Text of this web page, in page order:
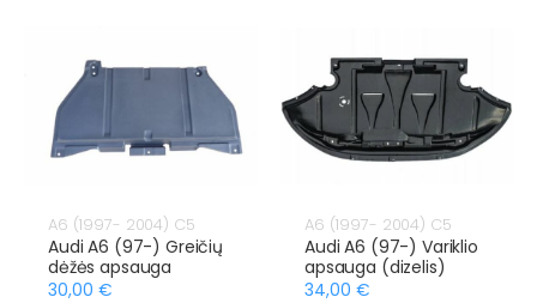
A6 (1997- 2004) C5
Audi A6 (97-) Greičių
dėžės apsauga
30,00 €
A6 (1997- 2004) C5
Audi A6 (97-) Variklio
apsauga (dizelis)
34,00 €